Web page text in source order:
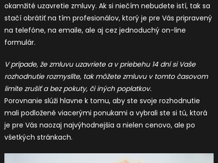
okamžité uzavretie zmluvy. Ak si niečím nebudete istí, tak sa
stačí obrátiť na tím profesionálov, ktorý je pre Vás pripravený
na telefóne, na emaile, ale aj cez jednoduchý on-line
formulár.
V prípade, že zmluvu uzavriete a v priebehu 14 dní si Vaše
rozhodnutie rozmyslíte, tak môžete zmluvu v tomto časovom
limite zrušiť a bez pokuty, či iných poplatkov.
Porovnanie slúži hlavne k tomu, aby ste svoje rozhodnutie
mali podložené viacerými ponukami a vybrali ste si tú, ktorá
je pre Vás naozaj najvýhodnejšia a nielen cenovo, ale po
všetkých stránkach.